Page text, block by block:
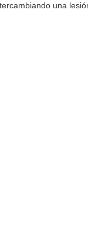
una